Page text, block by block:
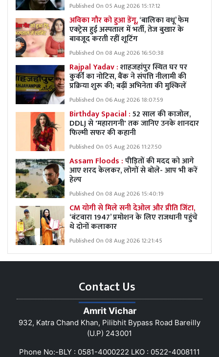
Published On 05 Aug 2026 15:17:12
अविका गौर को हुआ डेंगू,‘बालिका वधू’ फेम
एक्ट्रेस हुई अस्पताल में भर्ती, तेज बुखार के
बावजूद करती रहीं शूटिंग
Published On 08 Aug 2026 16:50:38
Rajpal Yadav :शाहजहांपुर स्थित घर पर
कुर्की का नोटिस, बैंक ने संपत्ति नीलामी की
प्रक्रिया शुरू की; बढ़ीं अभिनेता की मुश्किलें
Published On 06 Aug 2026 18:07:59
Birthday Spacial :52 साल की काजोल,
DDLJ से 'महारागनी' तक जानिए उनके शानदार
फिल्मी सफर की कहानी
Published On 05 Aug 2026 11:27:50
Assam Floods :पीड़ितों की मदद को आगे
आए शरद केलकर, लोगों से बोले- आप भी करें
हेल्प
Published On 08 Aug 2026 15:40:19
CM योगी से मिले सनी देओल और प्रीति जिंटा,
‘बंटवारा 1947’ प्रमोशन के लिए राजधानी पहुंचे
थे दोनों कलाकार
Published On 08 Aug 2026 12:21:45
Contact Us
Amrit Vichar
932, Katra Chand Khan, Pilibhit Bypass Road Bareilly
(U.P) 243001
Phone No:-BLY : 0581-4000222 LKO : 0522-4008111